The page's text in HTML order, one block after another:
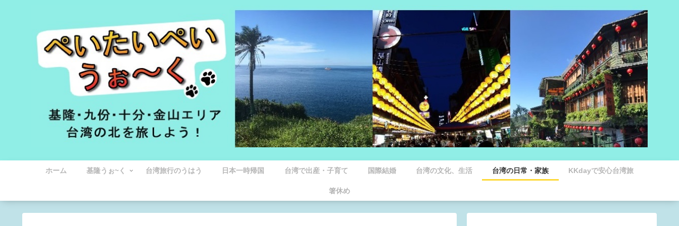
ホーム 基隆うぉ~く 台湾旅行のうはう 日本一時帰国 台湾で出産・子育て 国際結婚 台湾の文化、生活 台湾の日常・家族 KKdayで安心台湾旅
箸休め